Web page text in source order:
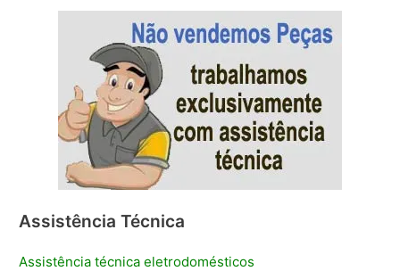
Assistência Técnica
Assistência técnica eletrodomésticos